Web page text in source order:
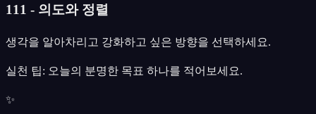
111 - 의도와 정렬
생각을 알아차리고 강화하고 싶은 방향을 선택하세요.
실천 팁: 오늘의 분명한 목표 하나를 적어보세요.
✨